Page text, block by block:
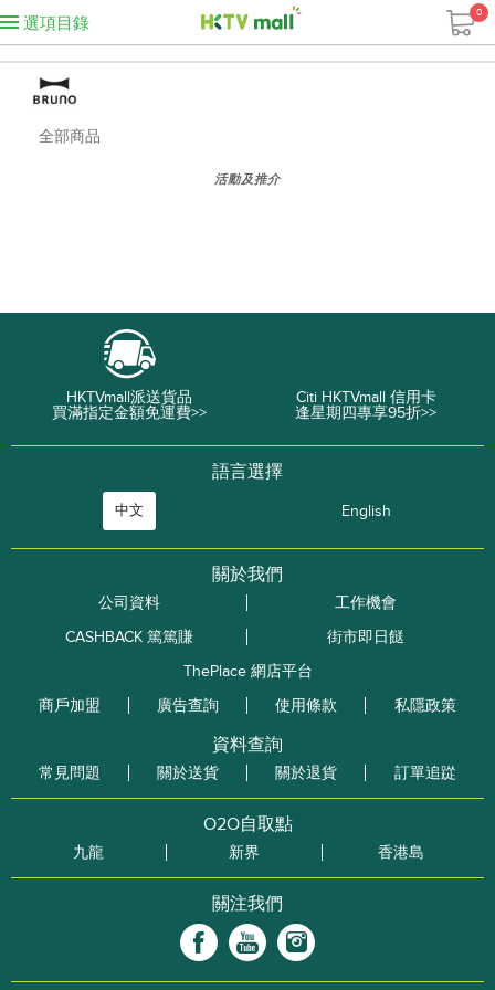
選項目錄
0
全部商品
活動及推介
HKTVmall派送貨品
買滿指定金額免運費>>
Citi HKTVmall 信用卡
逢星期四專享95折>>
語言選擇
中文 English
關於我們
公司資料
工作機會
CASHBACK 篤篤賺
街市即日餸
ThePlace 網店平台
商戶加盟
廣告查詢 使用條款 私隱政策
資料查詢
常見問題 關於送貨 關於退貨 訂單追踨
O2O自取點
九龍 新界 香港島
關注我們